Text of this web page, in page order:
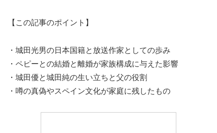
【この記事のポイント】
・城田光男の日本国籍と放送作家としての歩み
・ペピーとの結婚と離婚が家族構成に与えた影響
・城田優と城田純の生い立ちと父の役割
・噂の真偽やスペイン文化が家庭に残したもの